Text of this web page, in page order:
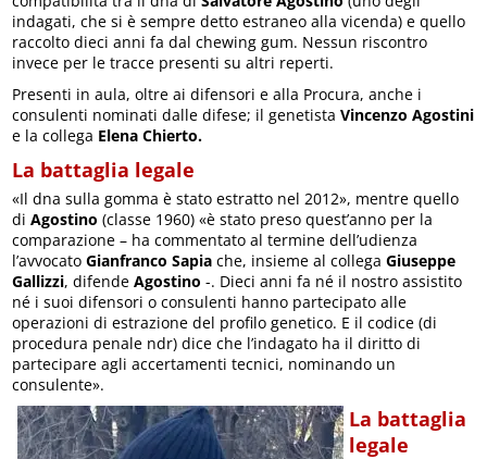
indagati, che si è sempre detto estraneo alla vicenda) e quello
raccolto dieci anni fa dal chewing gum. Nessun riscontro
invece per le tracce presenti su altri reperti.
Presenti in aula, oltre ai difensori e alla Procura, anche i
consulenti nominati dalle difese; il genetistaVincenzo Agostini
e la collega Elena Chierto.
La battaglia legale
«Il dna sulla gomma è stato estratto nel 2012», mentre quello
diAgostino (classe 1960) «è stato preso quest’anno per la
comparazione – ha commentato al termine dell’udienza
l’avvocatoGianfranco Sapia che, insieme al collegaGiuseppe
Gallizzi, difendeAgostino -. Dieci anni fa né il nostro assistito
né i suoi difensori o consulenti hanno partecipato alle
operazioni di estrazione del profilo genetico. E il codice (di
procedura penale ndr) dice che l’indagato ha il diritto di
partecipare agli accertamenti tecnici, nominando un
consulente».
La battaglia
legale